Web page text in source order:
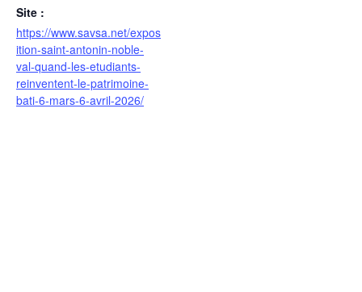
Site :
https://www.savsa.net/expos
ition-saint-antonin-noble-
val-quand-les-etudiants-
reinventent-le-patrimoine-
bati-6-mars-6-avril-2026/